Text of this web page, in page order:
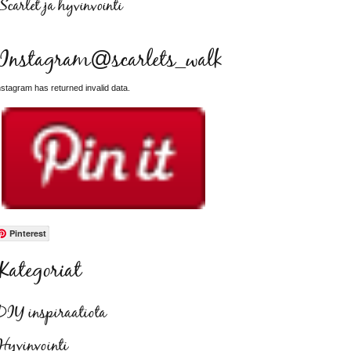
Scarlet ja hyvinvointi
Instagram@scarlets_walk
has returned invalid data.
Pinterest
Kategoriat
inspiraatiota